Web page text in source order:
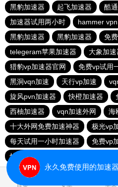
黑豹加速器
起飞加速器
酷
加速器试用两小时
hammer vpn
黑豹加速器
黑豹加速器 免
telegeram苹果加速器
大象加速
猎豹vp加速器官网
免费vp试用
黑洞vqn加速
天行vp加速
旋风pvn加速器
快橙加速器
西柚加速器
vqn加速外网 海
十大外网免费加速神器
极光vp
每天试用一小时加速器
免费vp
快鸭vp加速器
首页 安卓 苹果
永久免费使用的加速器